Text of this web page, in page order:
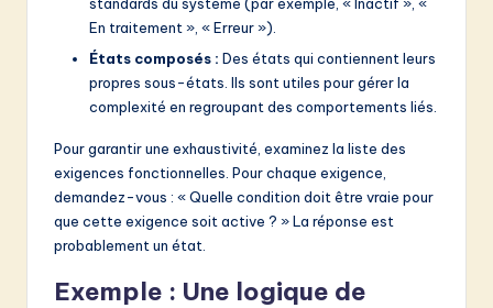
standards du système (par exemple, « Inactif », «
En traitement », « Erreur »).
États composés : Des états qui contiennent leurs
propres sous-états. Ils sont utiles pour gérer la
complexité en regroupant des comportements liés.
Pour garantir une exhaustivité, examinez la liste des
exigences fonctionnelles. Pour chaque exigence,
demandez-vous : « Quelle condition doit être vraie pour
que cette exigence soit active ? » La réponse est
probablement un état.
Exemple : Une logique de